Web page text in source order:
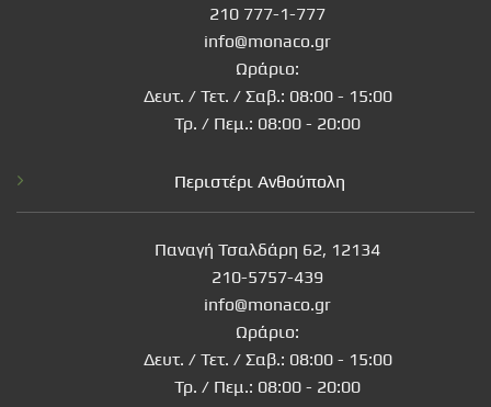
210 777-1-777
info@monaco.gr
Ωράριο:
Δευτ. / Τετ. / Σαβ.: 08:00 - 15:00
Τρ. / Πεμ.: 08:00 - 20:00
Περιστέρι Ανθούπολη
Παναγή Τσαλδάρη 62, 12134
210-5757-439
info@monaco.gr
Ωράριο:
Δευτ. / Τετ. / Σαβ.: 08:00 - 15:00
Τρ. / Πεμ.: 08:00 - 20:00